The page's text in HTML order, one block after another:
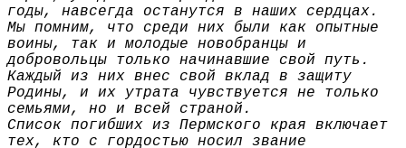
годы, навсегда останутся в наших сердцах.
Мы помним, что среди них были как опытные
воины, так и молодые новобранцы и
добровольцы только начинавшие свой путь.
Каждый из них внес свой вклад в защиту
Родины, и их утрата чувствуется не только
семьями, но и всей страной.
Список погибших из Пермского края включает
тех, кто с гордостью носил звание